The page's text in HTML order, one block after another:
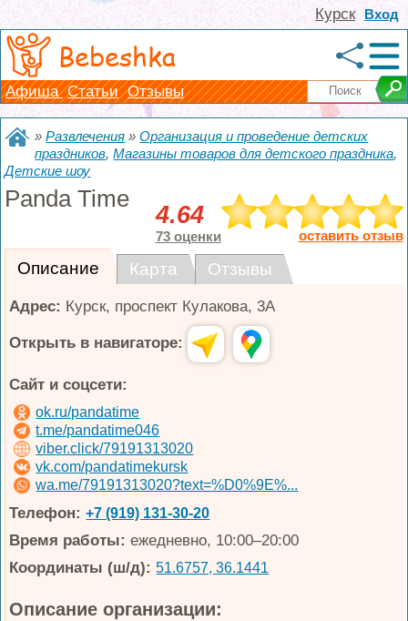
Вход
Курск
Bebeshka
Афиша Статьи Отзывы
»Развлечения »Организация и проведение детских
праздников,Магазины товаров для детского праздника,
Детские шоу
Panda Time
4.64
73 оценки оставить отзыв
Описание Карта Отзывы
Адрес: Курск, проспект Кулакова, 3А
Открыть в навигаторе:
Сайт и соцсети:
ok.ru/pandatime
t.me/pandatime046
viber.click/79191313020
vk.com/pandatimekursk
wa.me/79191313020?text=%D0%9E%...
Телефон: +7 (919) 131-30-20
Время работы: ежедневно, 10:00–20:00
Координаты (ш/д): 51.6757, 36.1441
Описание организации: